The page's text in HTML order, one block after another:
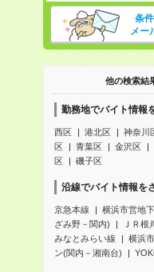
条
メー
他の検索結
勤務地でバイト情報
西区 港北区 神奈川
区
青葉区 金沢区
区
磯子区
沿線でバイト情報を
京急本線
横浜市営地
ざみ野－関内)
ＪＲ根
みなとみらい線
横浜
ン(関内－湘南台)